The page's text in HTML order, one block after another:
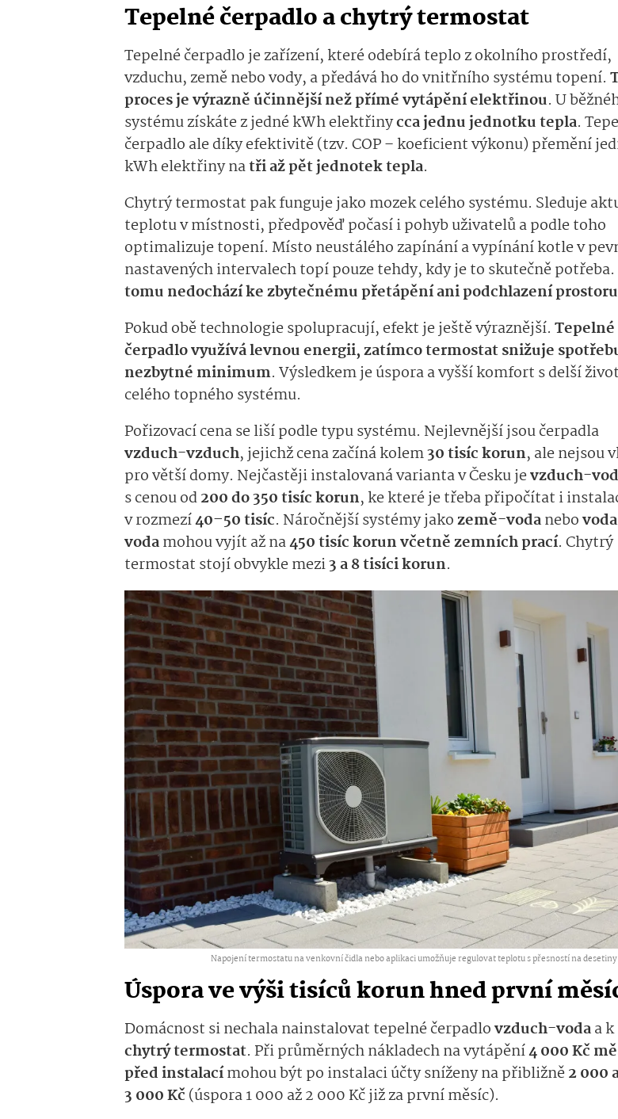
Tepelné čerpadlo a chytrý termostat
Tepelné čerpadlo je zařízení, které odebírá teplo z okolního prostředí,
vzduchu, země nebo vody, a předává ho do vnitřního systému topení.
proces je výrazně účinnější než přímé vytápění elektřinou. U
systému získáte z jedné kWh elektřinycca jednu jednotku tepla.
čerpadlo ale díky efektivitě (tzv. COP – koeficient výkonu) přemění
kWh elektřiny natři až pět jednotek tepla.
Chytrý termostat pak funguje jako mozek celého systému. Sleduje
teplotu v místnosti, předpověď počasí i pohyb uživatelů a podle toho
optimalizuje topení. Místo neustálého zapínání a vypínání kotle v
nastavených intervalech topí pouze tehdy, kdy je to skutečně potřeba.
tomu nedochází ke zbytečnému přetápění ani podchlazení prostoru
Pokud obě technologie spolupracují, efekt je ještě výraznější. Tepelné
čerpadlo využívá levnou energii, zatímco termostat snižuje
nezbytné minimum. Výsledkem je úspora a vyšší komfort s delší
celého topného systému.
Pořizovací cena se liší podle typu systému. Nejlevnější jsou čerpadla
vzduch-vzduch, jejichž cena začíná kolem30 tisíc korun, ale nejsou
pro větší domy. Nejčastěji instalovaná varianta v Česku jevzduch-
s cenou od200 do 350 tisíc korun, ke které je třeba připočítat i
v rozmezí40–50 tisíc. Náročnější systémy jakozemě-vodanebo
vodamohou vyjít až na450 tisíc korun včetně zemních prací. Chytrý
termostat stojí obvykle mezi3 a 8 tisíci korun.
Napojení termostatu na venkovní čidla nebo aplikaci umožňuje regulovat teplotu s přesností na
Úspora ve výši tisíců korun hned první
Domácnost si nechala nainstalovat tepelné čerpadlovzduch-vodaa
chytrý termostat. Při průměrných nákladech na vytápění4 000 Kč
před instalacímohou být po instalaci účty sníženy na přibližně2 000
3 000 Kč (úspora 1 000 až 2 000 Kč již za první měsíc).